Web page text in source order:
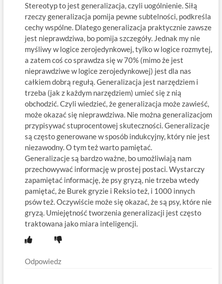
Stereotyp to jest generalizacja, czyli uogólnienie. Siłą
rzeczy generalizacja pomija pewne subtelności, podkreśla
cechy wspólne. Dlatego generalizacja praktycznie zawsze
jest nieprawdziwa, bo pomija szczegóły. Jednak my nie
myśliwy w logice zerojedynkowej, tylko w logice rozmytej,
a zatem coś co sprawdza się w 70% (mimo że jest
nieprawdziwe w logice zerojedynkowej) jest dla nas
całkiem dobrą regułą. Generalizacja jest narzędziem i
trzeba (jak z każdym narzędziem) umieć się z nią
obchodzić. Czyli wiedzieć, że generalizacja może zawieść,
może okazać się nieprawdziwa. Nie można generalizacjom
przypisywać stuprocentowej skuteczności. Generalizacje
są często generowane w sposób indukcyjny, który nie jest
niezawodny. O tym też warto pamiętać.
Generalizacje są bardzo ważne, bo umożliwiają nam
przechowywać informację w prostej postaci. Wystarczy
zapamiętać informację, że psy gryzą, nie trzeba wtedy
pamiętać, że Burek gryzie i Reksio też, i 1000 innych
psów też. Oczywiście może się okazać, że są psy, które nie
gryzą. Umiejętność tworzenia generalizacji jest często
traktowana jako miara inteligencji.
Odpowiedz